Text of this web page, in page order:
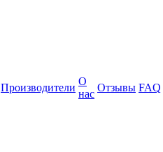
Производители
О
нас
Отзывы FAQ